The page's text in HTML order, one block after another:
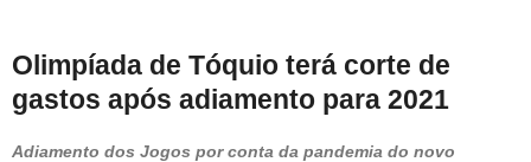
Olimpíada de Tóquio terá corte de
gastos após adiamento para 2021
Adiamento dos Jogos por conta da pandemia do novo